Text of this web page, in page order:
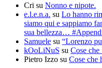
Cri su Nonno e nipote.
e.l.e.n.a. su Lo hanno
siamo qui e sappiamo
sua bellezza…
Samuele su “Lorenzo
kOoLiNuS su Cose
Pietro Izzo su Cose che